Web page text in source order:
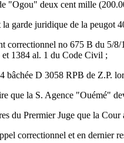
"Ogou" deux cent mille
garde juridique de la peugot
correctionnel no 675 B du 5/
et 1384 al. 1 du Code Civil ;
bâchée D 3058 RPB de Z.P.
que la S. Agence "Ouémé"
du Prermier Juge que la
correctionnel et en dernier